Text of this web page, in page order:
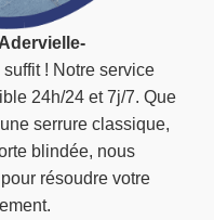
! Notre service
24h/24 et 7j/7. Que
serrure classique,
blindée, nous
résoudre votre